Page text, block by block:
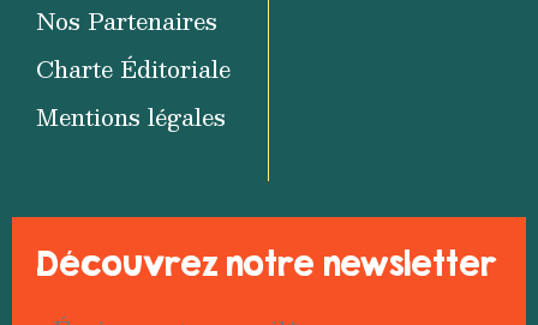
Nos Partenaires
Charte Éditoriale
Mentions légales
Découvrez notre newsletter